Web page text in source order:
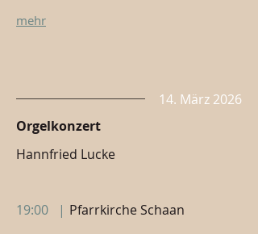
mehr
14. März 2026
Orgelkonzert
Hannfried Lucke
19:00 | Pfarrkirche Schaan